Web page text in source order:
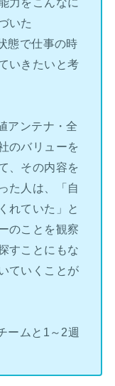
いた
態で仕事の時
いきたいと考
アンテナ・全
のバリューを
、その内容を
た人は、「自
れていた」と
のことを観察
すことにもな
ていくことが
ームと1～2週